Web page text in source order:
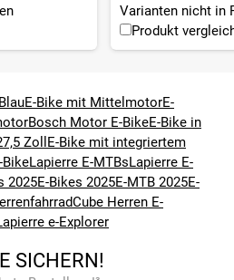
Varianten nicht in
Produkt
E-Bike mit MittelmotorE-
Bosch Motor E-BikeE-Bike in
Zoll E-Bike mit integriertem
BikeLapierre E-MTBsLapierre E-
2025E-Bikes 2025E-MTB 2025E-
Cube Herren E-
e-Explorer
SICHERN!